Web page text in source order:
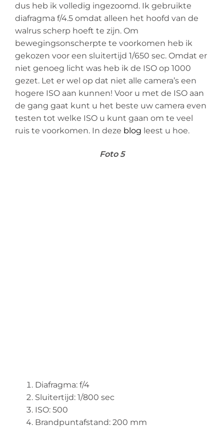
dus heb ik volledig ingezoomd. Ik gebruikte
diafragma f/4.5 omdat alleen het hoofd van de
walrus scherp hoeft te zijn. Om
bewegingsonscherpte te voorkomen heb ik
gekozen voor een sluitertijd 1/650 sec. Omdat er
niet genoeg licht was heb ik de ISO op 1000
gezet. Let er wel op dat niet alle camera’s een
hogere ISO aan kunnen! Voor u met de ISO aan
de gang gaat kunt u het beste uw camera even
testen tot welke ISO u kunt gaan om te veel
ruis te voorkomen. In deze blog leest u hoe.
Foto 5
Diafragma: f/4
Sluitertijd: 1/800 sec
ISO: 500
Brandpuntafstand: 200 mm